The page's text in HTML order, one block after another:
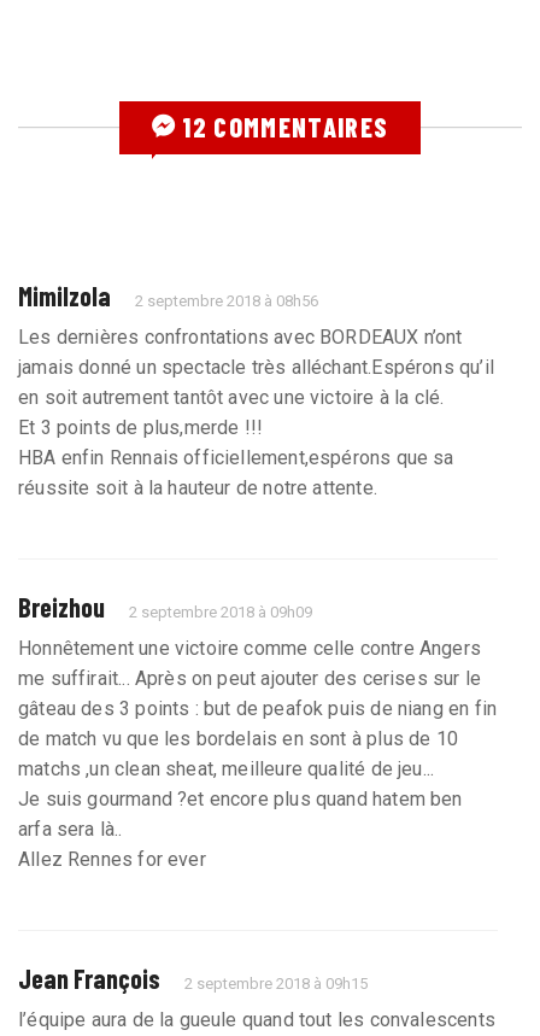
12 COMMENTAIRES
Mimilzola 2 septembre 2018 à 08h56
Les dernières confrontations avec BORDEAUX n’ont
jamais donné un spectacle très alléchant.Espérons qu’il
en soit autrement tantôt avec une victoire à la clé.
Et 3 points de plus,merde !!!
HBA enfin Rennais officiellement,espérons que sa
réussite soit à la hauteur de notre attente.
Breizhou 2 septembre 2018 à 09h09
Honnêtement une victoire comme celle contre Angers
me suffirait... Après on peut ajouter des cerises sur le
gâteau des 3 points : but de peafok puis de niang en fin
de match vu que les bordelais en sont à plus de 10
matchs ,un clean sheat, meilleure qualité de jeu...
Je suis gourmand ?et encore plus quand hatem ben
arfa sera là..
Allez Rennes for ever
Jean François 2 septembre 2018 à 09h15
l’équipe aura de la gueule quand tout les convalescents